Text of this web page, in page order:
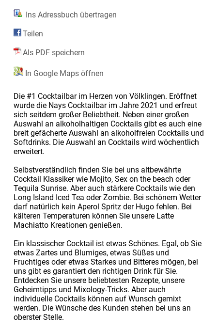
Ins Adressbuch übertragen
Teilen
Als PDF speichern
In Google Maps öffnen
Die #1 Cocktailbar im Herzen von Völklingen. Eröffnet
wurde die Nays Cocktailbar im Jahre 2021 und erfreut
sich seitdem großer Beliebtheit. Neben einer großen
Auswahl an alkoholhaltigen Cocktails gibt es auch eine
breit gefächerte Auswahl an alkoholfreien Cocktails und
Softdrinks. Die Auswahl an Cocktails wird wöchentlich
erweitert.
Selbstverständlich finden Sie bei uns altbewährte
Cocktail Klassiker wie Mojito, Sex on the beach oder
Tequila Sunrise. Aber auch stärkere Cocktails wie den
Long Island Iced Tea oder Zombie. Bei schönem Wetter
darf natürlich kein Aperol Spritz der Hugo fehlen. Bei
kälteren Temperaturen können Sie unsere Latte
Machiatto Kreationen genießen.
Ein klassischer Cocktail ist etwas Schönes. Egal, ob Sie
etwas Zartes und Blumiges, etwas Süßes und
Fruchtiges oder etwas Starkes und Bitteres mögen, bei
uns gibt es garantiert den richtigen Drink für Sie.
Entdecken Sie unsere beliebtesten Rezepte, unsere
Geheimtipps und Mixology-Tricks. Aber auch
individuelle Cocktails können auf Wunsch gemixt
werden. Die Wünsche des Kunden stehen bei uns an
oberster Stelle.